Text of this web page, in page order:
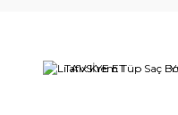
TAVSİYE ET